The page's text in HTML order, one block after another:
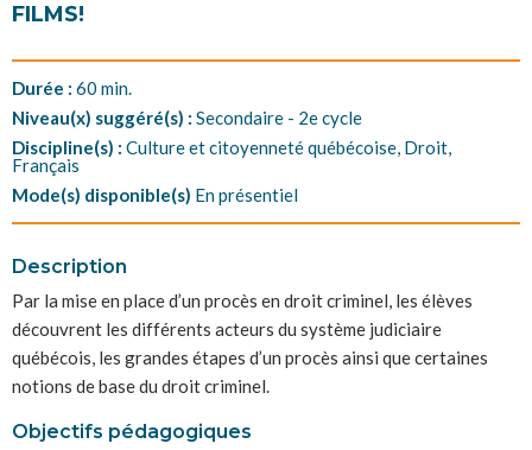
FILMS!
Durée : 60 min.
Niveau(x) suggéré(s) : Secondaire - 2e cycle
Discipline(s) : Culture et citoyenneté québécoise, Droit,
Français
Mode(s) disponible(s) En présentiel
Description
Par la mise en place d’un procès en droit criminel, les élèves
découvrent les différents acteurs du système judiciaire
québécois, les grandes étapes d’un procès ainsi que certaines
notions de base du droit criminel.
Objectifs pédagogiques